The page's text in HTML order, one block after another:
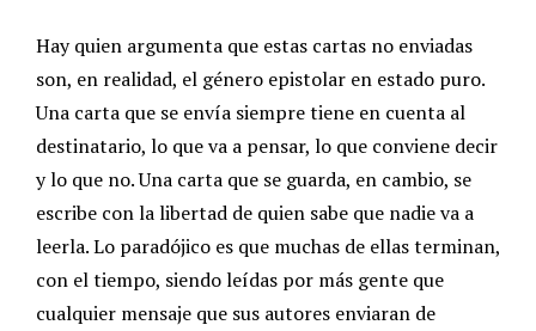
Hay quien argumenta que estas cartas no enviadas
son, en realidad, el género epistolar en estado puro.
Una carta que se envía siempre tiene en cuenta al
destinatario, lo que va a pensar, lo que conviene decir
y lo que no. Una carta que se guarda, en cambio, se
escribe con la libertad de quien sabe que nadie va a
leerla. Lo paradójico es que muchas de ellas terminan,
con el tiempo, siendo leídas por más gente que
cualquier mensaje que sus autores enviaran de